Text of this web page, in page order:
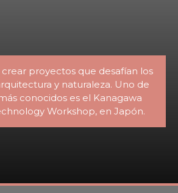
proyectos que desafían los
y naturaleza. Uno de
conocidos es el Kanagawa
Workshop, en Japón.